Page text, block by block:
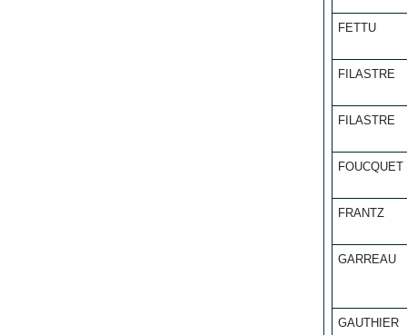
FETTU
FILASTRE
FILASTRE
FOUCQUET
FRANTZ
GARREAU
GAUTHIER